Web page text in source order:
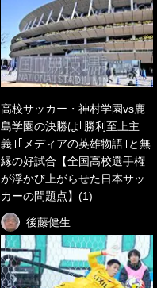
高校サッカー・神村学園vs鹿
島学園の決勝は｢勝利至上主
義｣｢メディアの英雄物語｣と無
縁の好試合【全国高校選手権
が浮かび上がらせた日本サッ
カーの問題点】(1)
後藤健生